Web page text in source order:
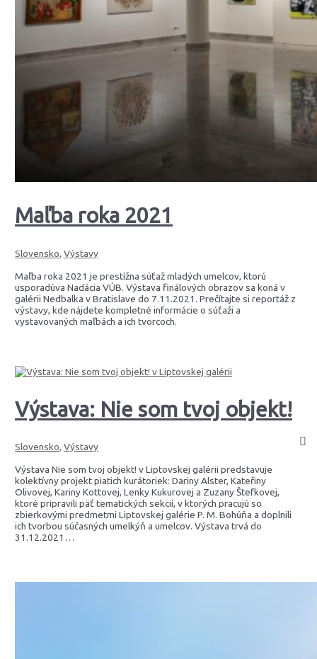
Maľba roka 2021
Slovensko,Výstavy
Maľba roka 2021 je prestížna súťaž mladých umelcov, ktorú
usporadúva Nadácia VÚB. Výstava finálových obrazov sa koná v
galérii Nedbalka v Bratislave do 7.11.2021. Prečítajte si reportáž z
výstavy, kde nájdete kompletné informácie o súťaži a
vystavovaných maľbách a ich tvorcoch.
Výstava: Nie som tvoj objekt!
Slovensko,Výstavy
Výstava Nie som tvoj objekt! v Liptovskej galérii predstavuje
kolektívny projekt piatich kurátoriek: Dariny Alster, Kateřiny
Olivovej, Kariny Kottovej, Lenky Kukurovej a Zuzany Štefkovej,
ktoré pripravili päť tematických sekcií, v ktorých pracujú so
zbierkovými predmetmi Liptovskej galérie P. M. Bohúňa a doplnili
ich tvorbou súčasných umelkýň a umelcov. Výstava trvá do
31.12.2021…